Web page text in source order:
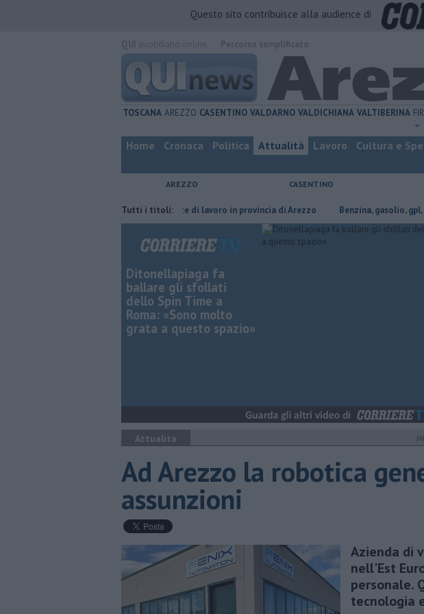
Questo sito contribuisce alla audience di
TOSCANA AREZZO CASENTINO VALDARNO VALDICHIANA VALTIBERINA
Home Cronaca Politica Attualità Lavoro Cultura e
AREZZO CASENTINO
Tutti i titoli:
​Tutte le offerte di lavoro in provincia di Arezzo ​Benzina, gasolio, gpl, ecco
Ditonellapiaga fa
ballare gli sfollati
dello Spin Time a
Roma: «Sono molto
grata a questo spazio»
Attualità
Ad Arezzo la robotica
assunzioni
Azienda di
nell'Est
personale.
tecnologia